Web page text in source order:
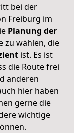
bei der
Freiburg im
Planung der
zu wählen, die
ist. Es ist
die Route frei
anderen
hier haben
gerne die
wichtige